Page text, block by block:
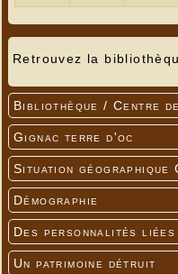
Retrouvez la
Bibliothèque / Centre
Gignac terre d'oc
Situation
Démographie
Des personnalités liées
Un patrimoine détruit